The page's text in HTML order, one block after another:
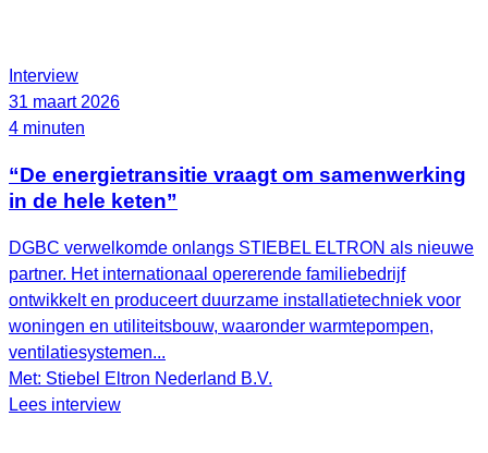
Interview
31 maart 2026
4 minuten
“De energietransitie vraagt om samenwerking
in de hele keten”
DGBC verwelkomde onlangs STIEBEL ELTRON als nieuwe
partner. Het internationaal opererende familiebedrijf
ontwikkelt en produceert duurzame installatietechniek voor
woningen en utiliteitsbouw, waaronder warmtepompen,
ventilatiesystemen...
Met: Stiebel Eltron Nederland B.V.
Lees interview